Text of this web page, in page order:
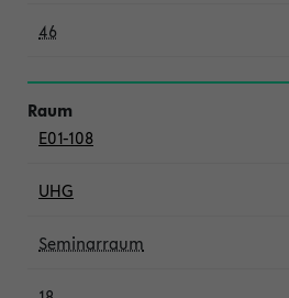
46
E01-108
UHG
Seminarraum